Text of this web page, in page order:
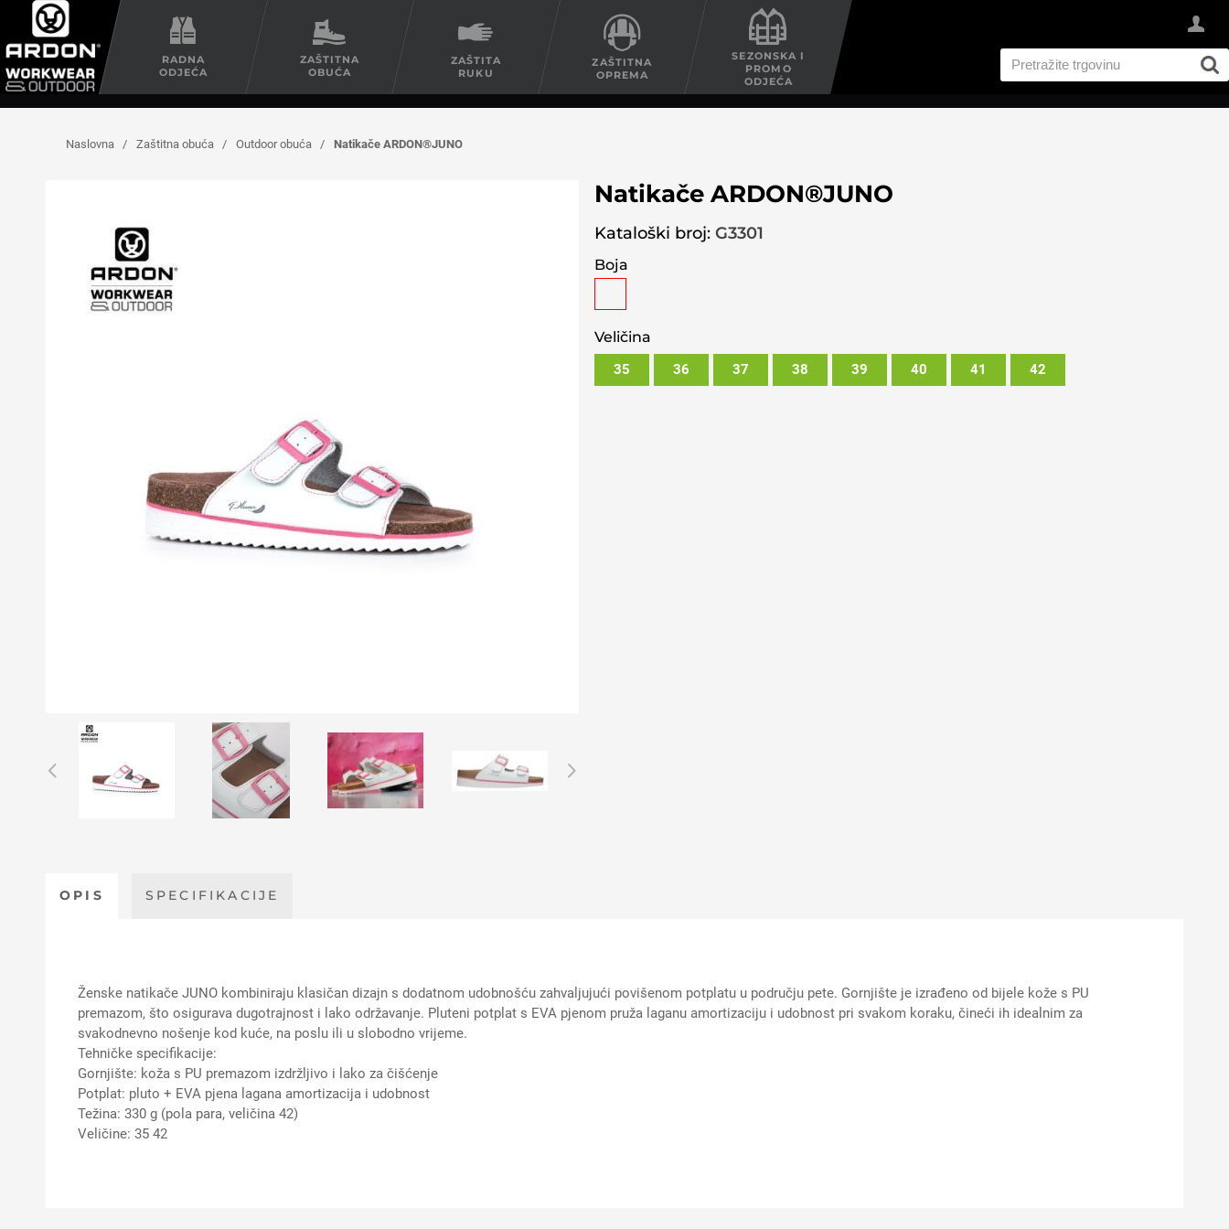
RADNA
ODJEĆA
ZAŠTITNA
OBUĆA
ZAŠTITA
RUKU
ZAŠTITNA
OPREMA
SEZONSKA I
PROMO
ODJEĆA
Naslovna / Zaštitna obuća / Outdoor obuća / Natikače ARDON®JUNO
Natikače ARDON®JUNO
Kataloški broj: G3301
Boja
Veličina
35 36 37 38 39 40 41 42
OPIS SPECIFIKACIJE
Ženske natikače JUNO kombiniraju klasičan dizajn s dodatnom udobnošću zahvaljujući povišenom potplatu u području pete. Gornjište je izrađeno od bijele kože s PU
premazom, što osigurava dugotrajnost i lako održavanje. Pluteni potplat s EVA pjenom pruža laganu amortizaciju i udobnost pri svakom koraku, čineći ih idealnim za
svakodnevno nošenje kod kuće, na poslu ili u slobodno vrijeme.
Tehničke specifikacije:
Gornjište: koža s PU premazom izdržljivo i lako za čišćenje
Potplat: pluto + EVA pjena lagana amortizacija i udobnost
Težina: 330 g (pola para, veličina 42)
Veličine: 35 42